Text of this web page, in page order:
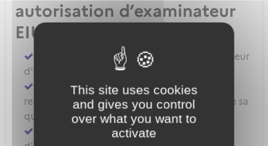
This site uses cookies
and gives you control
over what you want to
activate
autorisation d’examinateur
EIULM
Attester des prérequis pour devenir formateur
d'instructeur ULM
Demander la délivrance, la prorogation, le
renouvellement ou l'extension de privilèges de sa
qualification IULM
Demander une autorisation d'examinateur